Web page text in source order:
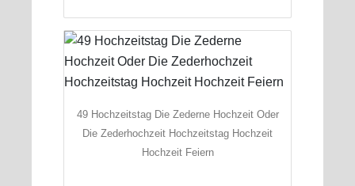
49 Hochzeitstag Die Zederne Hochzeit Oder
Die Zederhochzeit Hochzeitstag Hochzeit
Hochzeit Feiern